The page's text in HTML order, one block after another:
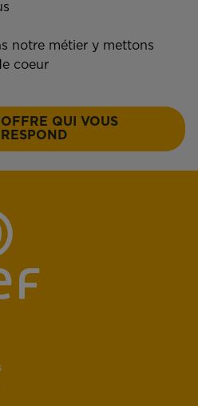
notre métier y mettons
coeur
QUI VOUS